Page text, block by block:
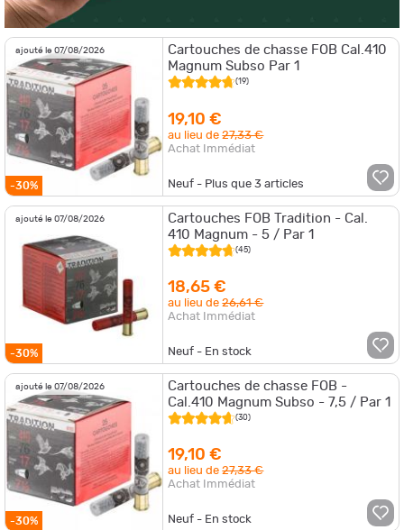
ajouté le 07/08/2026
-30%
Cartouches de chasse FOB Cal.410
Magnum Subso Par 1
(19)
19,10 €
au lieu de27,33 €
Achat Immédiat
Neuf - Plus que3 articles
ajouté le 07/08/2026
-30%
Cartouches FOB Tradition - Cal.
410 Magnum - 5 / Par 1
(45)
18,65 €
au lieu de26,61 €
Achat Immédiat
Neuf - En stock
ajouté le 07/08/2026
-30%
Cartouches de chasse FOB -
Cal.410 Magnum Subso - 7,5 / Par 1
(30)
19,10 €
au lieu de27,33 €
Achat Immédiat
Neuf - En stock